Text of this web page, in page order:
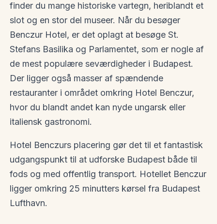
finder du mange historiske vartegn, heriblandt et
slot og en stor del museer. Når du besøger
Benczur Hotel, er det oplagt at besøge St.
Stefans Basilika og Parlamentet, som er nogle af
de mest populære seværdigheder i Budapest.
Der ligger også masser af spændende
restauranter i området omkring Hotel Benczur,
hvor du blandt andet kan nyde ungarsk eller
italiensk gastronomi.
Hotel Benczurs placering gør det til et fantastisk
udgangspunkt til at udforske Budapest både til
fods og med offentlig transport. Hotellet Benczur
ligger omkring 25 minutters kørsel fra Budapest
Lufthavn.